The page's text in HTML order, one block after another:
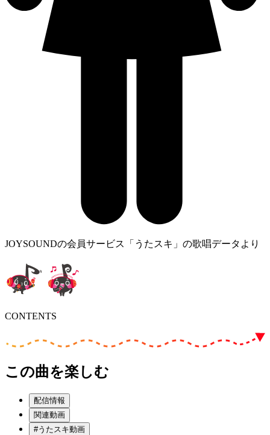
JOYSOUNDの会員サービス「うたスキ」の歌唱データより
CONTENTS
この曲を楽しむ
配信情報
関連動画
#うたスキ動画